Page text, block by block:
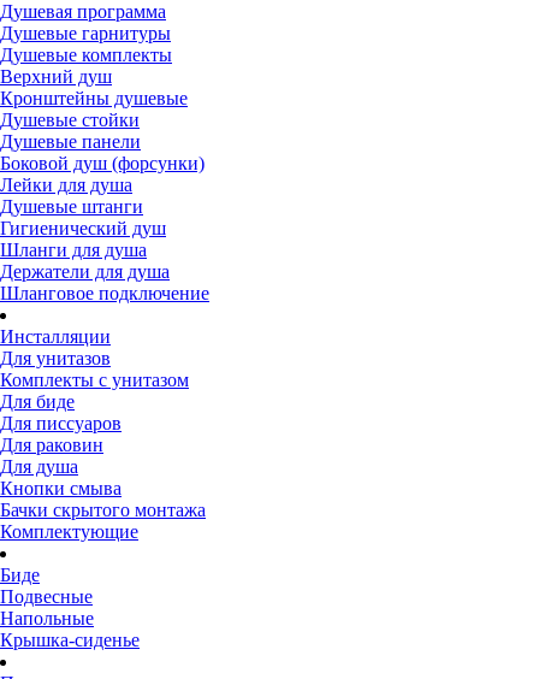
Душевая программа
Душевые гарнитуры
Душевые комплекты
Верхний душ
Кронштейны душевые
Душевые стойки
Душевые панели
Боковой душ (форсунки)
Лейки для душа
Душевые штанги
Гигиенический душ
Шланги для душа
Держатели для душа
Шланговое подключение
Инсталляции
Для унитазов
Комплекты с унитазом
Для биде
Для писсуаров
Для раковин
Для душа
Кнопки смыва
Бачки скрытого монтажа
Комплектующие
Биде
Подвесные
Напольные
Крышка-сиденье